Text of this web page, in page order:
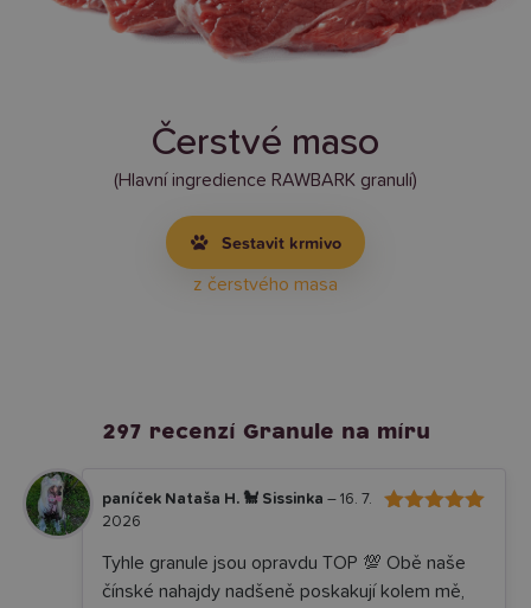
Čerstvé maso
(Hlavní ingredience RAWBARK granulí)
Sestavit krmivo
z čerstvého masa
297 recenzí Granule na míru
paníček Nataša H. 🐩 Sissinka– 16. 7.
2026
Tyhle granule jsou opravdu TOP 💯 Obě naše
čínské nahajdy nadšeně poskakují kolem mě,